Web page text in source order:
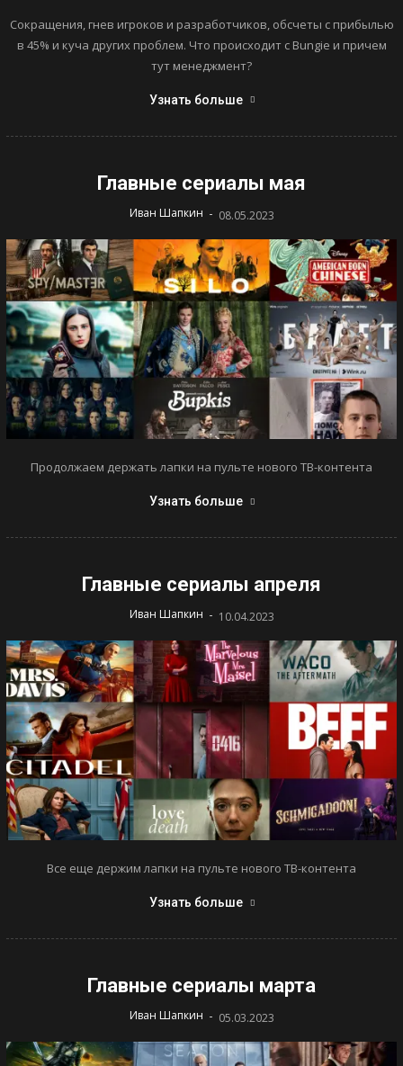
Сокращения, гнев игроков и разработчиков, обсчеты с прибылью
в 45% и куча других проблем. Что происходит с Bungie и причем
тут менеджмент?
Узнать больше
Главные сериалы мая
Иван Шапкин - 08.05.2023
Продолжаем держать лапки на пульте нового ТВ-контента
Узнать больше
Главные сериалы апреля
Иван Шапкин - 10.04.2023
Все еще держим лапки на пульте нового ТВ-контента
Узнать больше
Главные сериалы марта
Иван Шапкин - 05.03.2023